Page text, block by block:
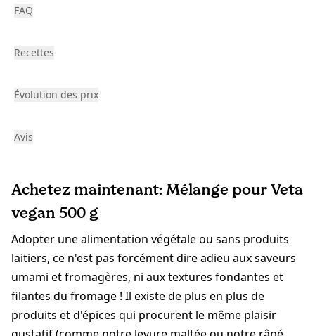
FAQ
Recettes
Évolution des prix
Avis
Achetez maintenant: Mélange pour Veta
vegan 500 g
Adopter une alimentation végétale ou sans produits
laitiers, ce n'est pas forcément dire adieu aux saveurs
umami et fromagères, ni aux textures fondantes et
filantes du fromage ! Il existe de plus en plus de
produits et d'épices qui procurent le même plaisir